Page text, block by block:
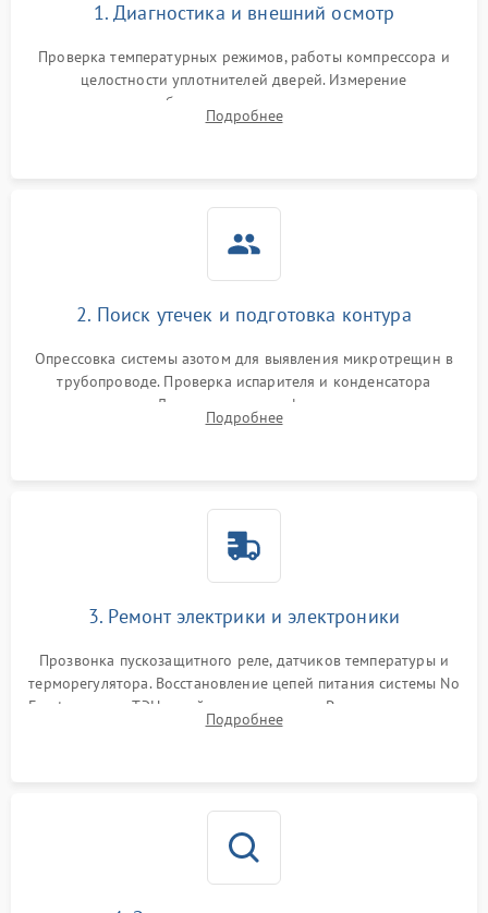
работе
2000 ₽ Подробнее →
1000 ₽
1800 ₽
1. Диагностика и внешний осмотр
Проверка температурных режимов, работы компрессора и
целостности уплотнителей дверей. Измерение
сопротивления обмоток мотора, проверка термостата и
считывание кодов ошибок с электронного дисплея.
Подробнее
2. Поиск утечек и подготовка контура
Опрессовка системы азотом для выявления микротрещин в
трубопроводе. Проверка испарителя и конденсатора
течеискателем. Демонтаж старого фильтра-осушителя и
продувка капиллярной трубки для устранения засоров.
Подробнее
3. Ремонт электрики и электроники
Прозвонка пускозащитного реле, датчиков температуры и
терморегулятора. Восстановление цепей питания системы No
Frost, включая ТЭН оттайки и вентилятор. Ремонт или замена
платы управления при сбоях алгоритмов.
Подробнее